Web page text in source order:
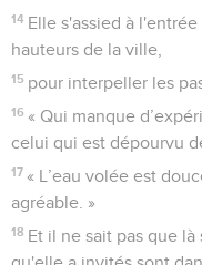
14 Elle s'assied à
hauteurs de la ville,
15 pour interpeller les
16 « Qui manque
celui qui est dépourvu
17 « L’eau volée est
agréable. »
18 Et il ne sait pas que